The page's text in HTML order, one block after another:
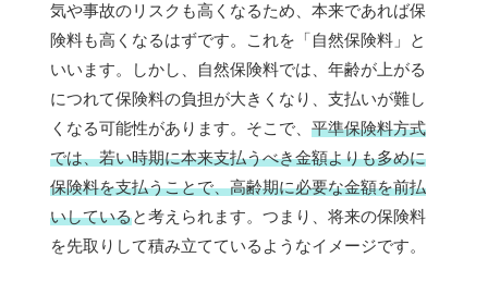
気や事故のリスクも高くなるため、本来であれば保
険料も高くなるはずです。これを「自然保険料」と
いいます。しかし、自然保険料では、年齢が上がる
につれて保険料の負担が大きくなり、支払いが難し
くなる可能性があります。そこで、 平準保険料方式
では、若い時期に本来支払うべき金額よりも多めに
保険料を支払うことで、高齢期に必要な金額を前払
いしていると考えられます。つまり、将来の保険料
を先取りして積み立てているようなイメージです。